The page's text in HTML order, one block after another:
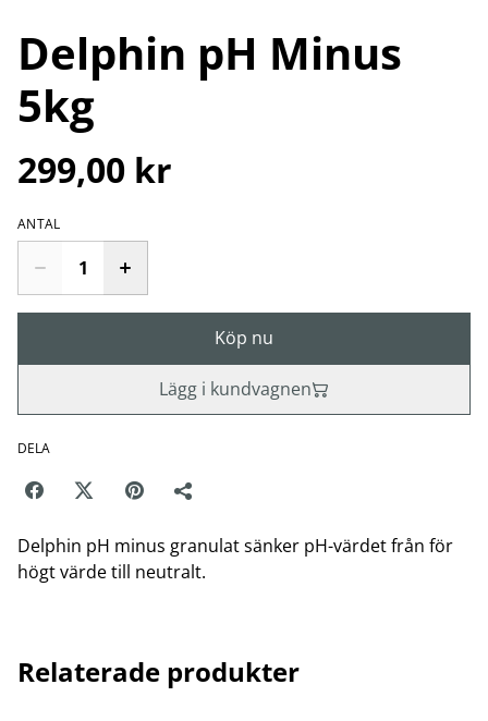
Delphin pH Minus
5kg
299,00 kr
ANTAL
Köp nu
Lägg i kundvagnen
DELA
Delphin pH minus granulat sänker pH-värdet från för
högt värde till neutralt.
Relaterade produkter